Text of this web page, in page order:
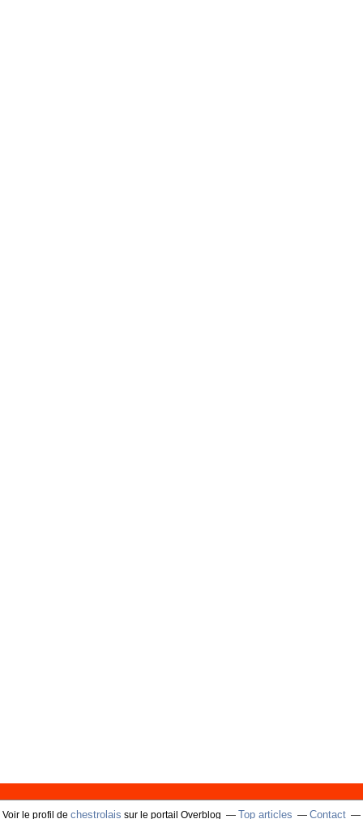
Voir le profil de chestrolais sur le portail Overblog Top articles Contact